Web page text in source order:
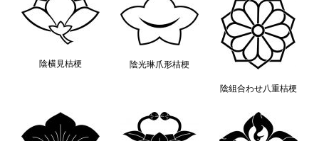
陰横見桔梗 陰光琳爪形桔梗
陰組合わせ八重桔梗